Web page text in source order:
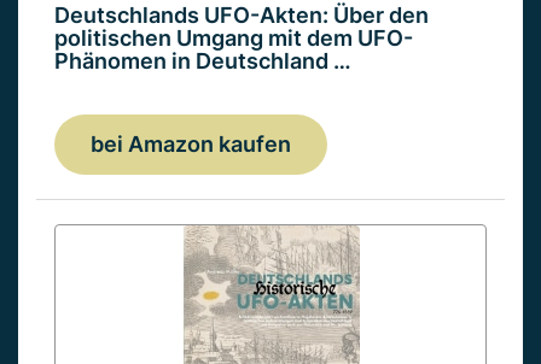
Deutschlands UFO-Akten: Über den
politischen Umgang mit dem UFO-
Phänomen in Deutschland …
bei Amazon kaufen